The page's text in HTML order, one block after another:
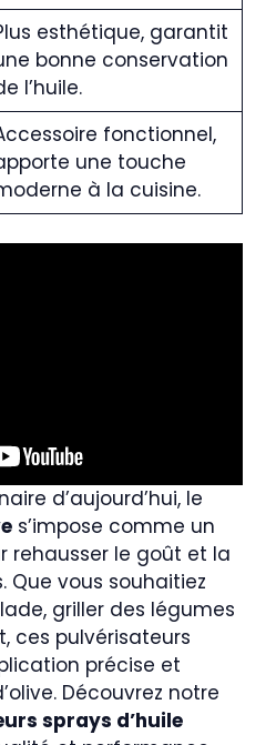
esthétique, garantit
bonne conservation
l’huile.
fonctionnel,
une touche
à la cuisine.
d’aujourd’hui, le
s’impose comme un
rehausser le goût et la
Que vous souhaitiez
griller des légumes
ces pulvérisateurs
précise et
Découvrez notre
sprays d’huile